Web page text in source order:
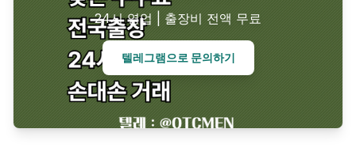
24시 영업 | 출장비 전액 무료
텔레그램으로 문의하기